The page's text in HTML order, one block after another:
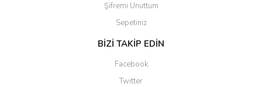
Şifremi Unuttum
Sepetiniz
BİZİ TAKİP EDİN
Facebook
Twitter